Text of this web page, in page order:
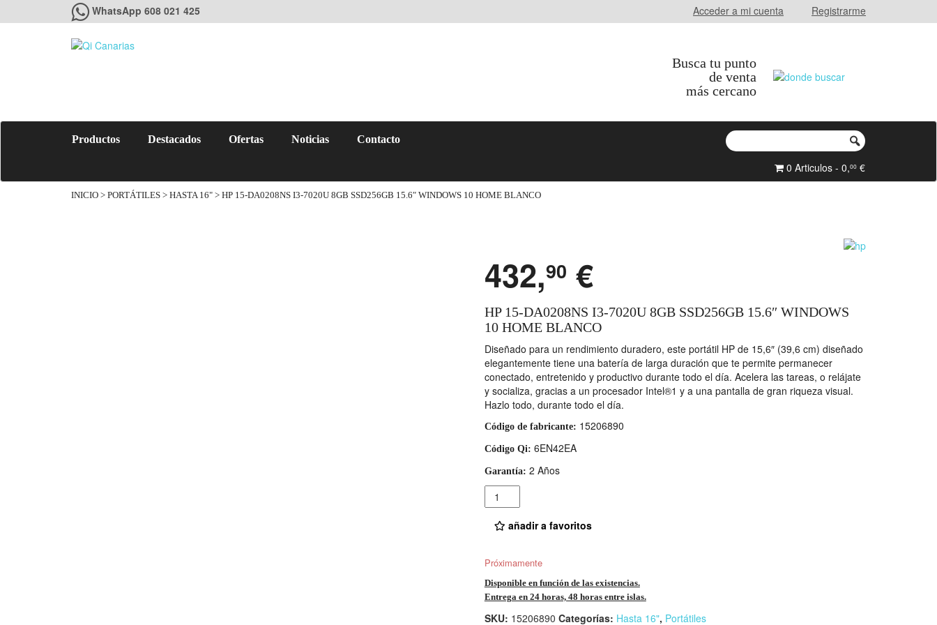
WhatsApp 608 021 425 Acceder a mi cuenta Registrarme
Busca tu punto
de venta
más cercano
Productos Destacados Ofertas Noticias Contacto
0 Articulos - 0,00 €
INICIO > PORTÁTILES > HASTA 16" > HP 15-DA0208NS I3-7020U 8GB SSD256GB 15.6″ WINDOWS 10 HOME BLANCO
432,90 €
HP 15-DA0208NS I3-7020U 8GB SSD256GB 15.6″ WINDOWS
10 HOME BLANCO
Diseñado para un rendimiento duradero, este portátil HP de 15,6″ (39,6 cm) diseñado
elegantemente tiene una batería de larga duración que te permite permanecer
conectado, entretenido y productivo durante todo el día. Acelera las tareas, o relájate
y socializa, gracias a un procesador Intel®1 y a una pantalla de gran riqueza visual.
Hazlo todo, durante todo el día.
Código de fabricante: 15206890
Código Qi: 6EN42EA
Garantía: 2 Años
Cantidad
añadir a favoritos
Próximamente
Disponible en función de las existencias.
Entrega en 24 horas, 48 horas entre islas.
SKU: 15206890 Categorías: Hasta 16", Portátiles